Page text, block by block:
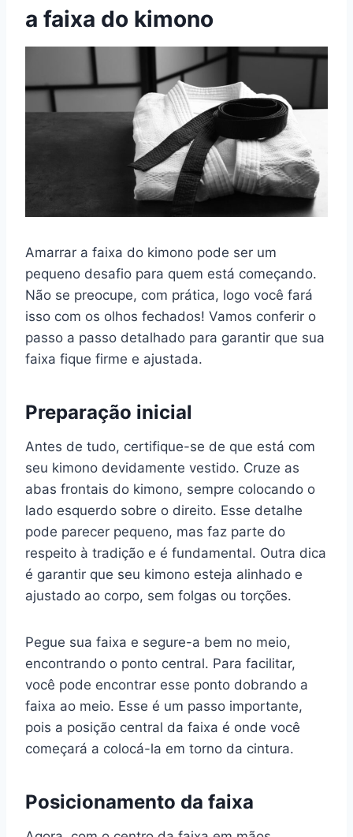
a faixa do kimono
Amarrar a faixa do kimono pode ser um
pequeno desafio para quem está começando.
Não se preocupe, com prática, logo você fará
isso com os olhos fechados! Vamos conferir o
passo a passo detalhado para garantir que sua
faixa fique firme e ajustada.
Preparação inicial
Antes de tudo, certifique-se de que está com
seu kimono devidamente vestido. Cruze as
abas frontais do kimono, sempre colocando o
lado esquerdo sobre o direito. Esse detalhe
pode parecer pequeno, mas faz parte do
respeito à tradição e é fundamental. Outra dica
é garantir que seu kimono esteja alinhado e
ajustado ao corpo, sem folgas ou torções.
Pegue sua faixa e segure-a bem no meio,
encontrando o ponto central. Para facilitar,
você pode encontrar esse ponto dobrando a
faixa ao meio. Esse é um passo importante,
pois a posição central da faixa é onde você
começará a colocá-la em torno da cintura.
Posicionamento da faixa